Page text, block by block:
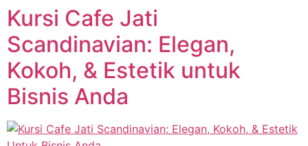
Kursi Cafe Jati
Scandinavian: Elegan,
Kokoh, & Estetik untuk
Bisnis Anda